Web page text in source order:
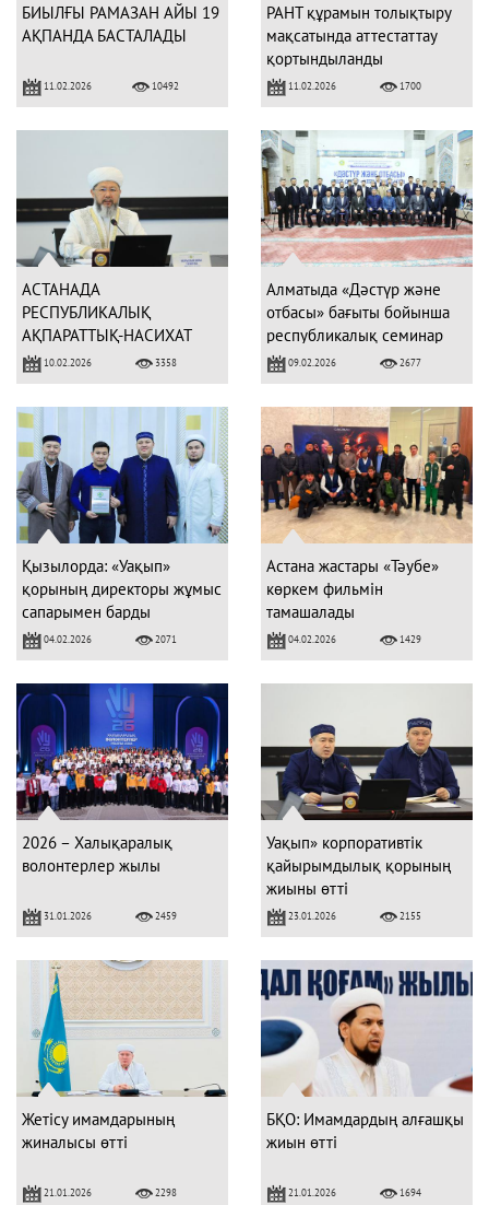
БИЫЛҒЫ РАМАЗАН АЙЫ 19
АҚПАНДА БАСТАЛАДЫ
11.02.2026 10492
РАНТ құрамын толықтыру
мақсатында аттестаттау
қортындыланды
11.02.2026 1700
АСТАНАДА
РЕСПУБЛИКАЛЫҚ
АҚПАРАТТЫҚ-НАСИХАТ
ТОБЫНА ҮМІТКЕРЛЕРМЕН
АТТЕСТАЦИЯ ӨТТІ
10.02.2026 3358
Алматыда «Дәстүр және
отбасы» бағыты бойынша
республикалық семинар
өтті09.02.2026 2677
Қызылорда: «Уақып»
қорының директоры жұмыс
сапарымен барды
04.02.2026 2071
Астана жастары «Тәубе»
көркем фильмін
тамашалады
04.02.2026 1429
2026 – Халықаралық
волонтерлер жылы
31.01.2026 2459
Уақып» корпоративтік
қайырымдылық қорының
жиыны өтті
23.01.2026 2155
Жетісу имамдарының
жиналысы өтті
21.01.2026 2298
БҚО: Имамдардың алғашқы
жиын өтті
21.01.2026 1694